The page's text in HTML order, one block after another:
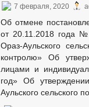
7 февраля, 2020
Об отмене
от 20.11.2018 года
Ораз-Аульского
контролю» Об
лицами и
год» Об
Аульского сельского